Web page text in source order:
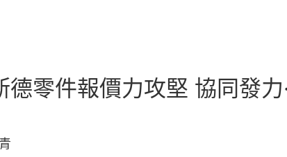
德零件報價力攻堅 協同發